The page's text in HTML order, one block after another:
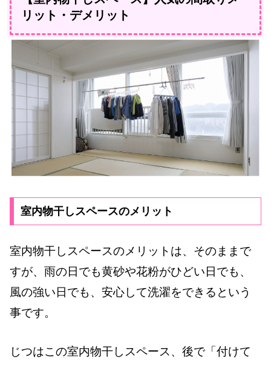
リット・デメリット
室内物干しスペースのメリット
室内物干しスペースのメリットは、そのままで
すが、雨の日でも黄砂や花粉がひどい日でも、
風の強い日でも、安心して洗濯をできるという
事です。
じつはこの室内物干しスペース、後で「付けて